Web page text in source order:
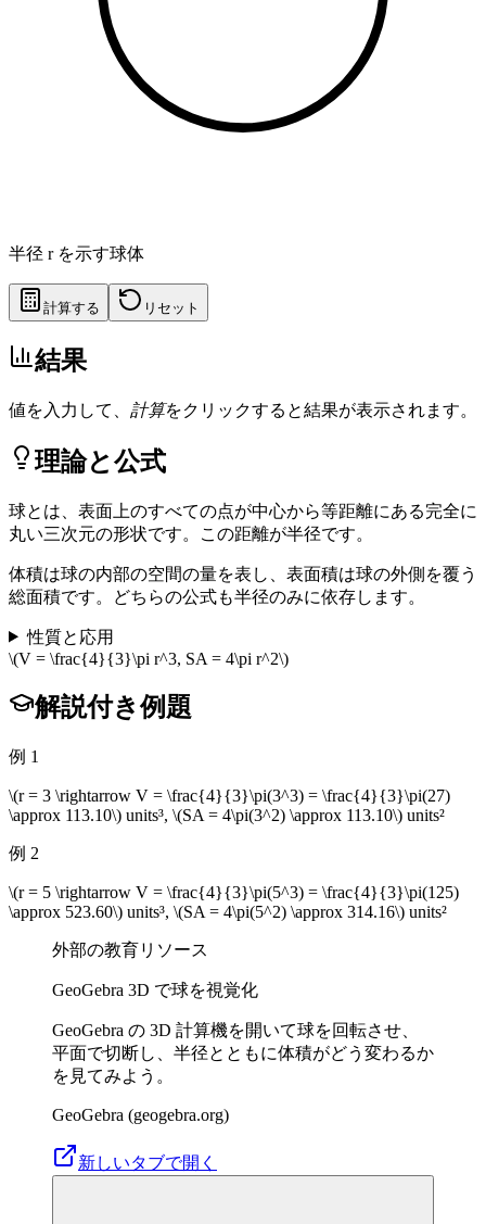
半径 r を示す球体
計算する リセット
結果
値を入力して、 計算をクリックすると結果が表示されます。
理論と公式
球とは、表面上のすべての点が中心から等距離にある完全に
丸い三次元の形状です。この距離が半径です。
体積は球の内部の空間の量を表し、表面積は球の外側を覆う
総面積です。どちらの公式も半径のみに依存します。
性質と応用
\(V = \frac{4}{3}\pi r^3, SA = 4\pi r^2\)
解説付き例題
例 1
\(r = 3 \rightarrow V = \frac{4}{3}\pi(3^3) = \frac{4}{3}\pi(27)
\approx 113.10\) units³, \(SA = 4\pi(3^2) \approx 113.10\) units²
例 2
\(r = 5 \rightarrow V = \frac{4}{3}\pi(5^3) = \frac{4}{3}\pi(125)
\approx 523.60\) units³, \(SA = 4\pi(5^2) \approx 314.16\) units²
外部の教育リソース
GeoGebra 3D で球を視覚化
GeoGebra の 3D 計算機を開いて球を回転させ、
平面で切断し、半径とともに体積がどう変わるか
を見てみよう。
GeoGebra (geogebra.org)
新しいタブで開く